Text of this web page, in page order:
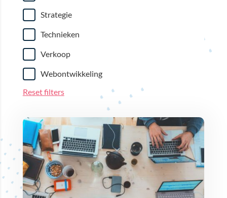
Strategie
Technieken
Verkoop
Webontwikkeling
Reset filters